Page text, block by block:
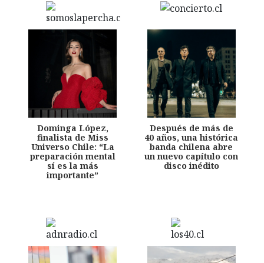
Dominga López,
finalista de Miss
Universo Chile: “La
preparación mental
sí es la más
importante”
Después de más de
40 años, una histórica
banda chilena abre
un nuevo capítulo con
disco inédito